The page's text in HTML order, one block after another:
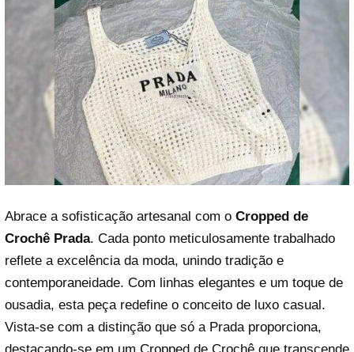
Abrace a sofisticação artesanal com o Cropped de
Crochê Prada. Cada ponto meticulosamente trabalhado
reflete a excelência da moda, unindo tradição e
contemporaneidade. Com linhas elegantes e um toque de
ousadia, esta peça redefine o conceito de luxo casual.
Vista-se com a distinção que só a Prada proporciona,
destacando-se em um Cropped de Crochê que transcende